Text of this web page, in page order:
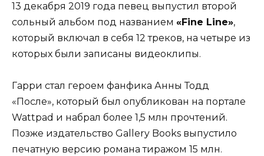
13 декабря 2019 года певец выпустил второй
сольный альбом под названием «Fine Line»,
который включал в себя 12 треков, на четыре из
которых были записаны видеоклипы.
Гарри стал героем фанфика Анны Тодд
«После», который был опубликован на портале
Wattpad и набрал более 1,5 млн прочтений.
Позже издательство Gallery Books выпустило
печатную версию романа тиражом 15 млн.